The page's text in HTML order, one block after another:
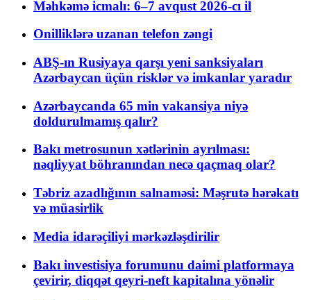
Məhkəmə icmalı: 6–7 avqust 2026-cı il
Onilliklərə uzanan telefon zəngi
ABŞ-ın Rusiyaya qarşı yeni sanksiyaları
Azərbaycan üçün risklər və imkanlar yaradır
Azərbaycanda 65 min vakansiya niyə
doldurulmamış qalır?
Bakı metrosunun xətlərinin ayrılması:
nəqliyyat böhranından necə qaçmaq olar?
Təbriz azadlığının salnaməsi: Məşrutə hərəkatı
və müasirlik
Media idarəçiliyi mərkəzləşdirilir
Bakı investisiya forumunu daimi platformaya
çevirir, diqqət qeyri-neft kapitalına yönəlir